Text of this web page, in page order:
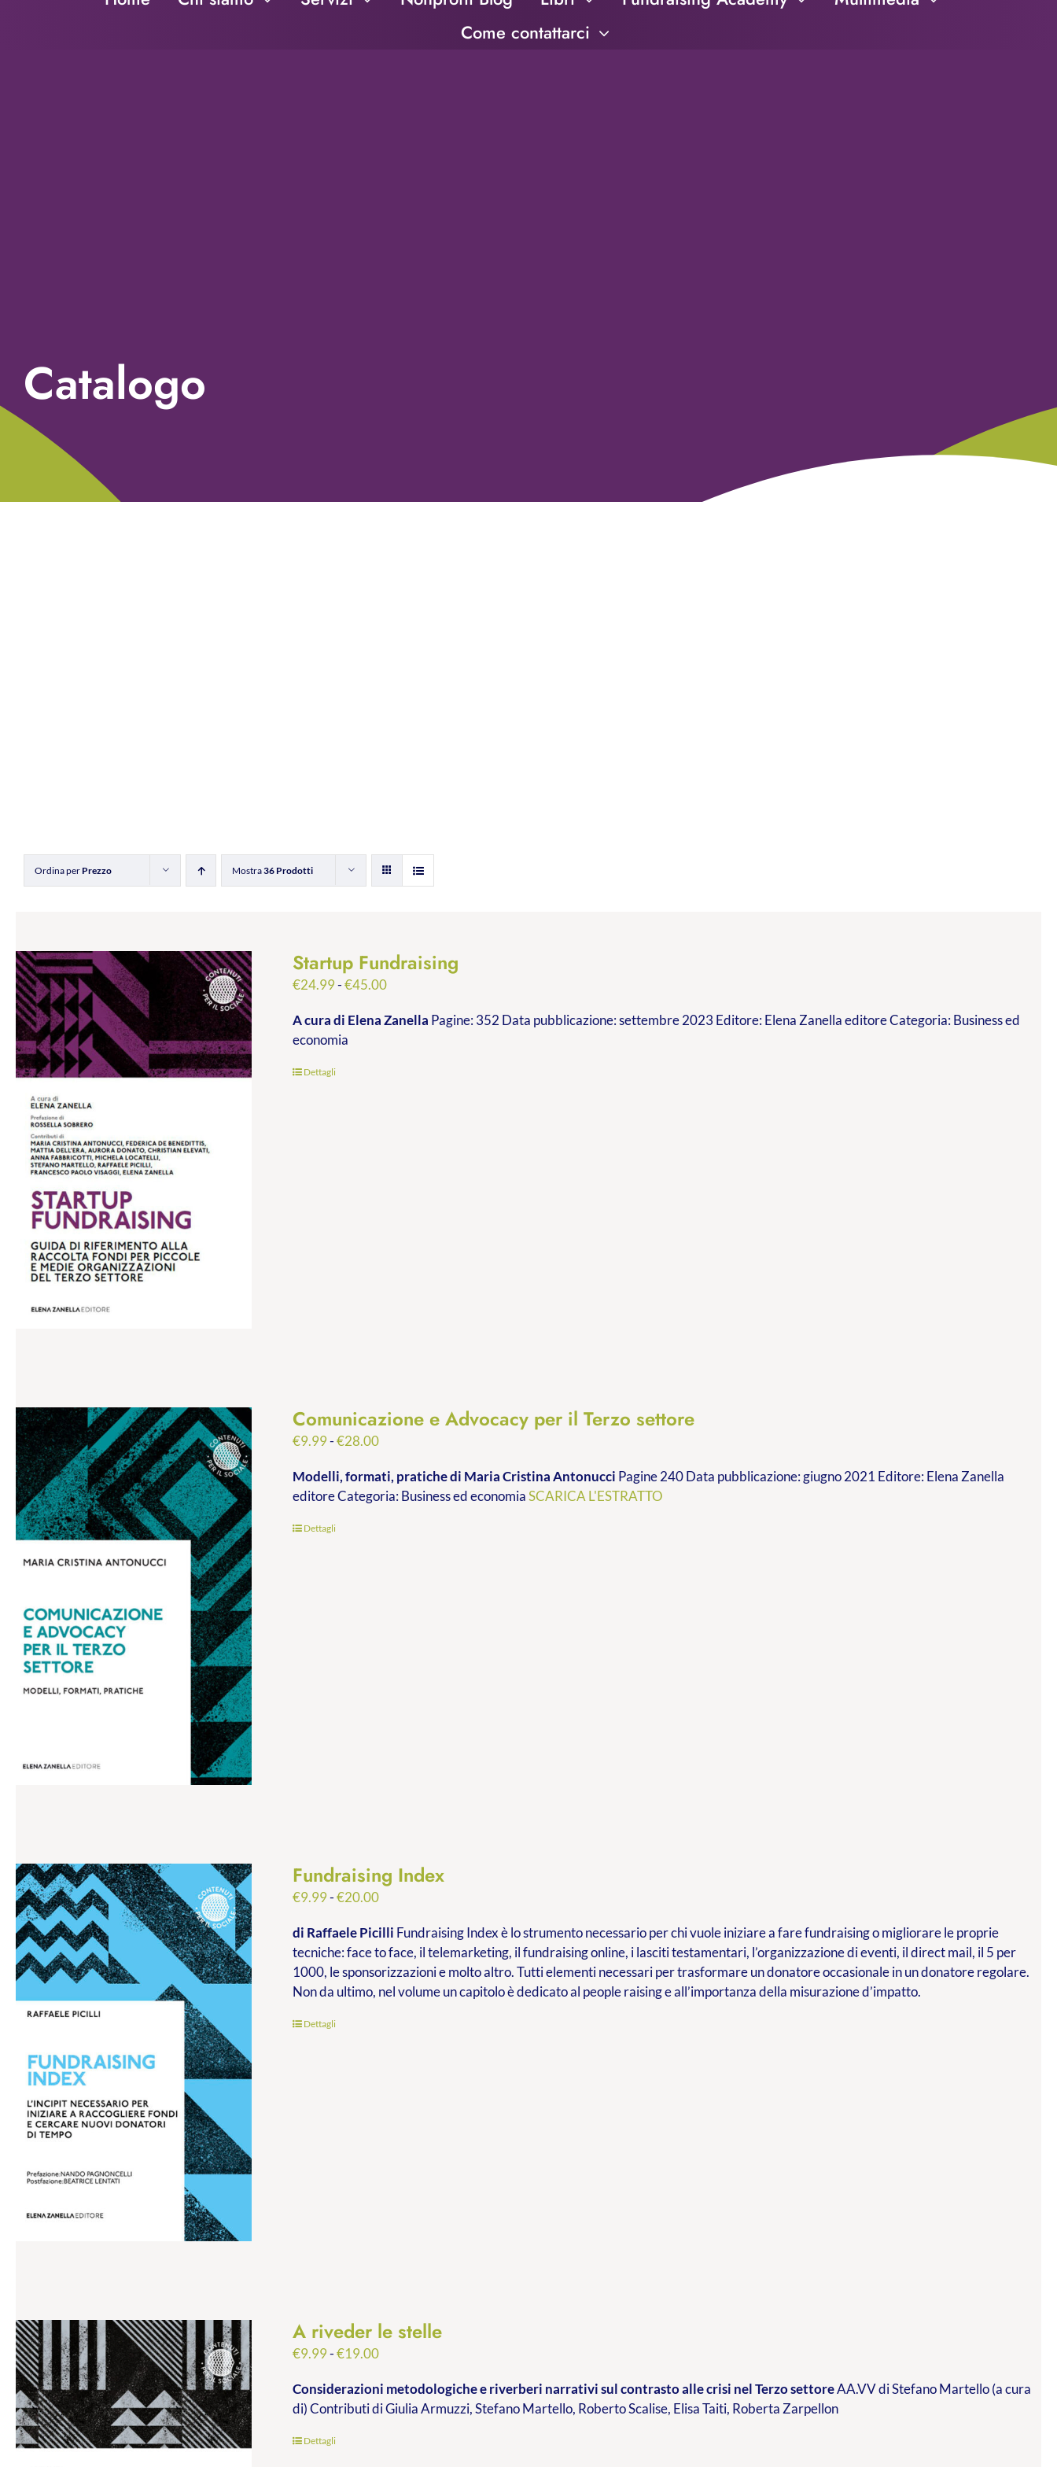
Come contattarci
Catalogo
Ordina per Prezzo Mostra36 Prodotti
Startup Fundraising
€24.99-€45.00Fascia
prezzo:
A cura di Elena Zanella Pagine: 352 Data pubblicazione: settembre 2023 Editore: Elena Zanella editore Categoria: Business ed
economia
Dettagli
Comunicazione e Advocacy per il Terzo settore
€9.99-€28.00Fascia
prezzo:
da
Modelli, formati, pratichedi Maria Cristina Antonucci Pagine 240 Data pubblicazione: giugno 2021 Editore: Elena Zanella
editore Categoria: Business ed economiaSCARICA L'ESTRATTO
Dettagli
Fundraising Index
€9.99-€20.00Fascia
prezzo:
da
€9.99
a
di Raffaele Picilli Fundraising Index è lo strumento necessario per chi vuole iniziare a fare fundraising o migliorare le proprie
tecniche: face to face, il telemarketing, il fundraising online, i lasciti testamentari, l’organizzazione di eventi, il direct mail, il 5 per
1000, le sponsorizzazioni e molto altro. Tutti elementi necessari per trasformare un donatore occasionale in un donatore regolare.
Non da ultimo, nel volume un capitolo è dedicato al people raising e all’importanza della misurazione d’impatto.
Dettagli
A riveder le stelle
€9.99-€19.00Fascia
prezzo:
da
Considerazioni metodologiche e riverberi narrativi sul contrasto alle crisi nel Terzo settoreAA.VV di Stefano Martello (a cura
di) Contributi di Giulia Armuzzi, Stefano Martello, Roberto Scalise, Elisa Taiti, Roberta Zarpellon
Dettagli